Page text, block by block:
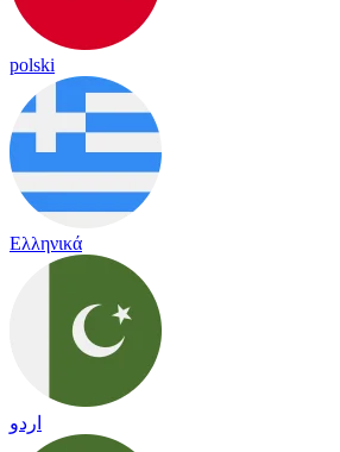
polski
Ελληνικά
اردو